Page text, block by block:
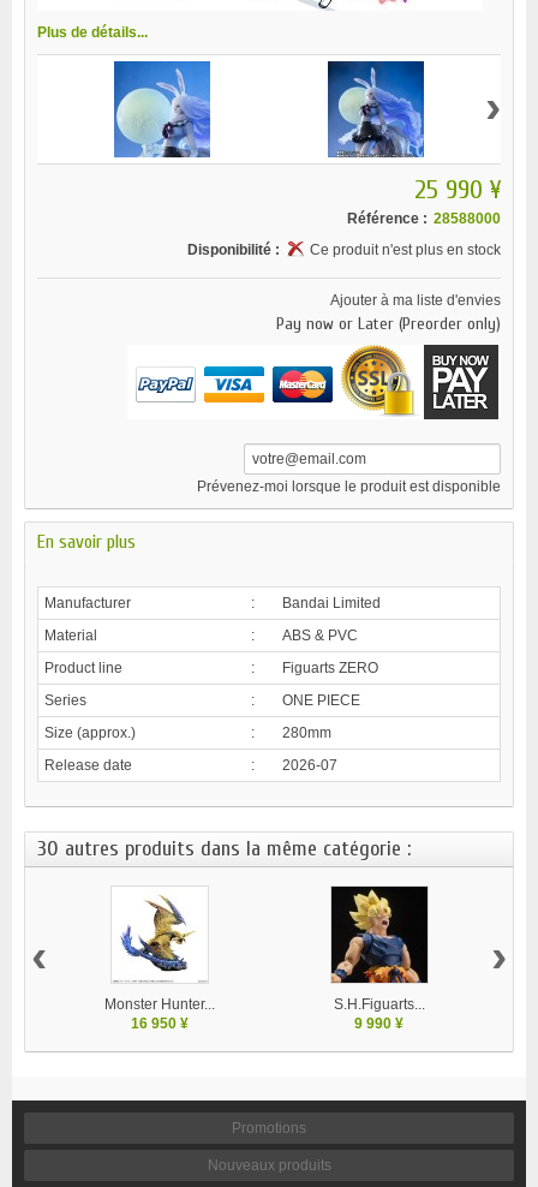
Plus de détails...
›
25 990 ¥
Référence : 28588000
Disponibilité :
Ce produit n'est plus en stock
Ajouter à ma liste d'envies
Pay now or Later (Preorder only)
Prévenez-moi lorsque le produit est disponible
En savoir plus
Manufacturer :
Bandai Limited
Material
:
ABS & PVC
Product line
:
Figuarts ZERO
Series
:
ONE PIECE
Size (approx.)
:
280mm
Release date
: 2026-07
30 autres produits dans la même catégorie :
Monster Hunter...
16 950 ¥
S.H.Figuarts...
9 990 ¥
‹ ›
Promotions
Nouveaux produits